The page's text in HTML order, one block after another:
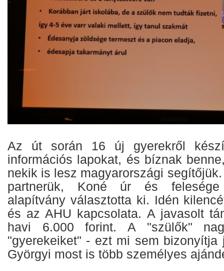
Az út során 16 új gyerekről
információs lapokat, és bíznak
nekik is lesz magyarországi
partnerük, Koné úr és
alapítvány választotta ki. Idén
és az AHU kapcsolata. A javasolt
havi 6.000 forint. A "szülők"
"gyerekeiket" - ezt mi sem bizonyítja
Györgyi most is több személyes